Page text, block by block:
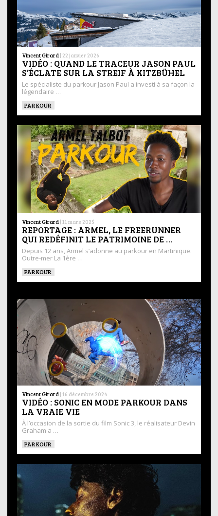
Vincent Girard | 22 janvier 2026
VIDÉO : QUAND LE TRACEUR JASON PAUL
S’ÉCLATE SUR LA STREIF À KITZBÜHEL
Le spécialiste du parkour Jason Paul a investi à sa façon la
légendaire …
PARKOUR
Vincent Girard | 11 mars 2025
REPORTAGE : ARMEL, LE FREERUNNER
QUI REDÉFINIT LE PATRIMOINE DE …
Depuis 12 ans, Armel s’adonne au parkour en Martinique.
Outre-mer La 1ère …
PARKOUR
Vincent Girard | 16 décembre 2024
VIDÉO : SONIC EN MODE PARKOUR DANS
LA VRAIE VIE
À l’occasion de la sortie du film Sonic 3, le réalisateur Devin
Graham a …
PARKOUR